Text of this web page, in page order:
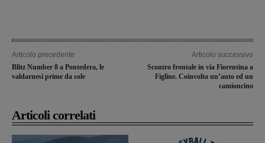
Articolo precedente
Blitz Number 8 a Pontedera, le
valdarnesi prime da sole
Articolo successivo
Scontro frontale in via Fiorentina a
Figline. Coinvolta un’auto ed un
camioncino
Articoli correlati